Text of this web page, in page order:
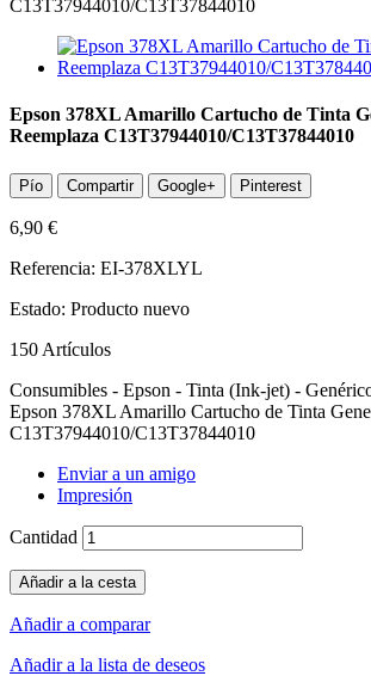
Epson 378XL Amarillo Cartucho de Tinta
Reemplaza C13T37944010/C13T37844010
Pío Compartir Google+ Pinterest
6,90 €
Referencia: EI-378XLYL
Estado: Producto nuevo
150 Artículos
Consumibles - Epson - Tinta (Ink-jet) -
Epson 378XL Amarillo Cartucho de Tinta
C13T37944010/C13T37844010
Enviar a un amigo
Impresión
Cantidad
Añadir a la cesta
Añadir a comparar
Añadir a la lista de deseos